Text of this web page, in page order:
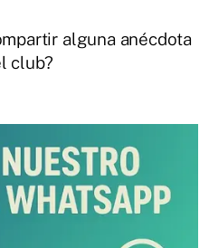
alguna anécdota
club?